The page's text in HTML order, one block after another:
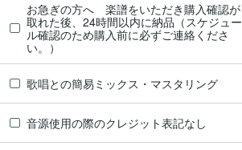
お急ぎの方へ 楽譜をいただき購入確認が
取れた後、24時間以内に納品（スケジュー
ル確認のため購入前に必ずご連絡くださ
い。）
歌唱との簡易ミックス・マスタリング
音源使用の際のクレジット表記なし